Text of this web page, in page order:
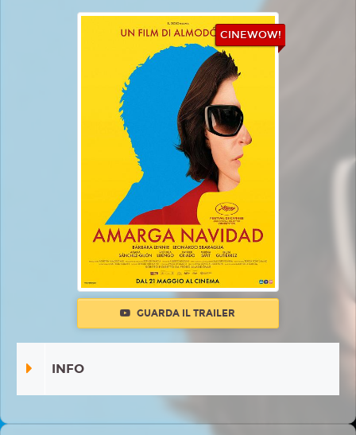
CINEWOW!
GUARDA IL TRAILER
INFO